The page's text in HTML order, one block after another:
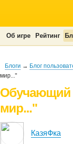
Об игре Рейтинг
Блоги → Блог
мир..."
Обучающий
мир..."
КазяФка